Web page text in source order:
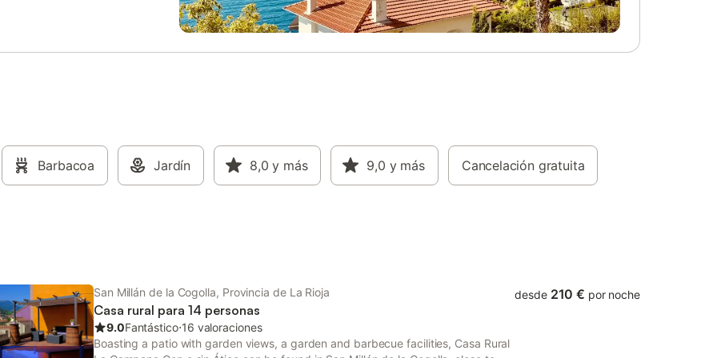
previa petición. No está
en la casa. Esta
cuenta con iluminación de bajo
Este establecimiento dispone de
con una población de 450 habitantes y se
encuentra en la Sierra de Los Cameros
Nuevos, a 20 km de la capital riojana,
Logroño. Cuenta con varios restaurantes,
naturaleza y la gastronomía. Los
huéspedes están invitados por el
propietario a hacer una visita a una
Barbacoa Jardín 8,0 y más 9,0 y más Cancelación gratuita
San Millán de la Cogolla, Provincia de La Rioja
Casa rural para 14 personas
9.0Fantástico⋅16 valoraciones
Boasting a patio with garden views, a garden and barbecue facilities, Casa Rural
desde 210 € por noche